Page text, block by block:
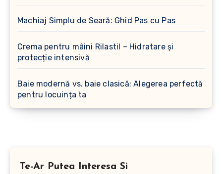
Machiaj Simplu de Seară: Ghid Pas cu Pas
Crema pentru mâini Rilastil – Hidratare și
protecție intensivă
Baie modernă vs. baie clasică: Alegerea perfectă
pentru locuința ta
Te-Ar Putea Interesa Si